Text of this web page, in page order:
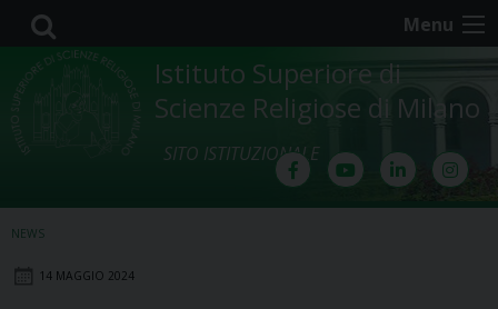
Skip
content
Menu
Istituto Superiore di
Scienze Religiose di Milano
SITO ISTITUZIONALE
NEWS
14 MAGGIO 2024